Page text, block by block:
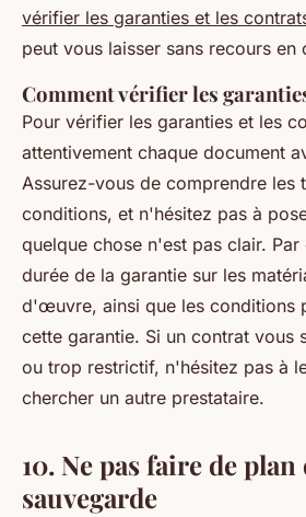
vérifier les garanties et les
peut vous laisser sans recours en
Comment vérifier les
Pour vérifier les garanties et les
attentivement chaque document
Assurez-vous de comprendre les
conditions, et n'hésitez pas à
quelque chose n'est pas clair.
durée de la garantie sur les
d'œuvre, ainsi que les conditions
cette garantie. Si un contrat vous
ou trop restrictif, n'hésitez pas à
chercher un autre prestataire.
10. Ne pas faire de plan
sauvegarde